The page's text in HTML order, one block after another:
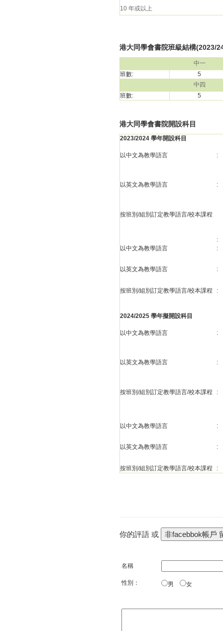
10 年或以上
港大同學會書院班級結構(2023/
中一
班數:
5
中四
班數:
5
港大同學會書院開設科目
2023/2024 學年開設科目
以中文為教學語言 :
以英文為教學語言 :
按班別/組別訂定教學語言/校本課程
:
以中文為教學語言
:
以英文為教學語言 :
按班別/組別訂定教學語言/校本課程 :
2024/2025 學年擬開設科目
以中文為教學語言 :
以英文為教學語言 :
按班別/組別訂定教學語言/校本課程 :
以中文為教學語言 :
以英文為教學語言 :
按班別/組別訂定教學語言/校本課程 :
你的評語 或
名稱
性別： 男 女